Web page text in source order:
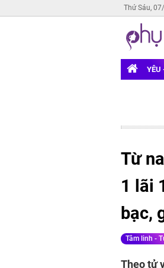
Thứ Sáu,
YÊU
Từ
1 lãi
bạc,
Tâm linh -
Theo tử